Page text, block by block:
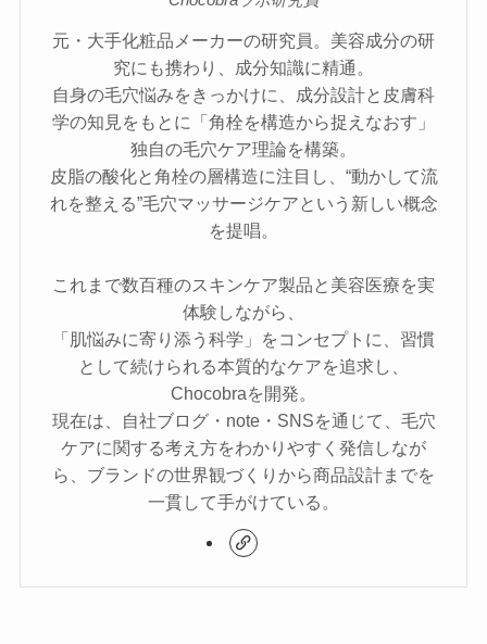
元・大手化粧品メーカーの研究員。美容成分の研
究にも携わり、成分知識に精通。
自身の毛穴悩みをきっかけに、成分設計と皮膚科
学の知見をもとに「角栓を構造から捉えなおす」
独自の毛穴ケア理論を構築。
皮脂の酸化と角栓の層構造に注目し、“動かして流
れを整える”毛穴マッサージケアという新しい概念
を提唱。
これまで数百種のスキンケア製品と美容医療を実
体験しながら、
「肌悩みに寄り添う科学」をコンセプトに、習慣
として続けられる本質的なケアを追求し、
Chocobraを開発。
現在は、自社ブログ・note・SNSを通じて、毛穴
ケアに関する考え方をわかりやすく発信しなが
ら、ブランドの世界観づくりから商品設計までを
一貫して手がけている。